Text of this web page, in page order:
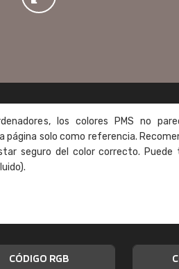
los colores PMS no
página solo como referencia.
seguro del color correcto. Puede
CÓDIGO RGB
"Buen servicio.